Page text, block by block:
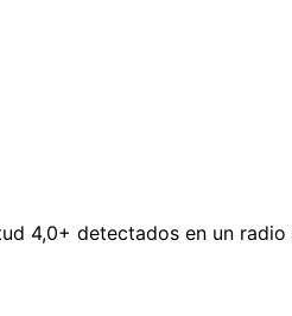
4,0+ detectados en un radio